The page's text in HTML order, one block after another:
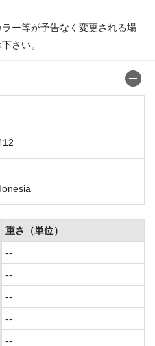
ー等が予告なく変更される場
さい。
重さ（単位）
--
--
--
--
--